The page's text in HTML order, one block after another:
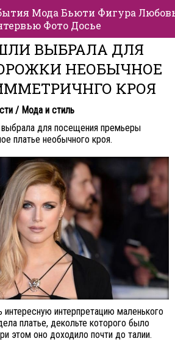
Мода Бьюти Фигура
Фото Досье
ВЫБРАЛА ДЛЯ
НЕОБЫЧНОЕ
КРОЯ
/ Мода и стиль
для посещения премьеры
платье необычного кроя.
интерпретацию маленького
платье, декольте которого было
этом оно доходило почти до талии.